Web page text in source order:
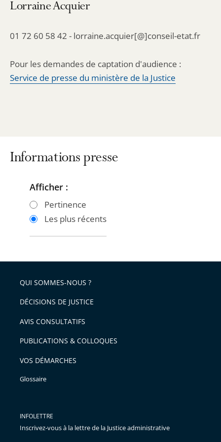
Lorraine Acquier
01 72 60 58 42 - lorraine.acquier[@]conseil-etat.fr
Pour les demandes de captation d'audience :
Service de presse du ministère de la Justice
Informations presse
Passer
filtres
Passer
filtres
Afficher :
Pertinence
Les plus récents
QUI SOMMES-NOUS ?
DÉCISIONS DE JUSTICE
AVIS CONSULTATIFS
PUBLICATIONS & COLLOQUES
VOS DÉMARCHES
Glossaire
INFOLETTRE
Inscrivez-vous à la lettre de la Justice administrative